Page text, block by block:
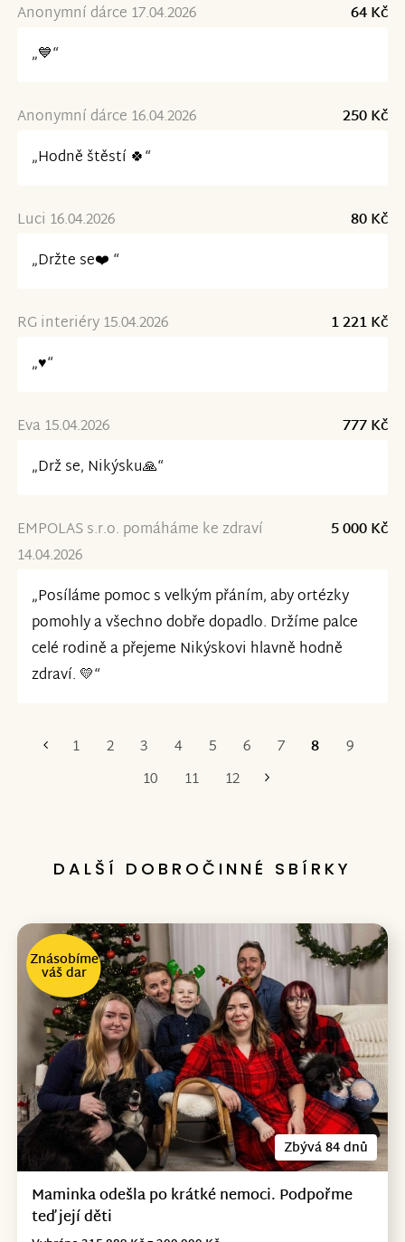
Anonymní dárce 17.04.2026
64 Kč
„💙“
Anonymní dárce 16.04.2026
250 Kč
„Hodně štěstí 🍀“
Luci 16.04.2026
80 Kč
„Držte se❤️ “
RG interiéry 15.04.2026
1 221 Kč
„♥️“
Eva 15.04.2026
777 Kč
„Drž se, Nikýsku🙏“
EMPOLAS s.r.o. pomáháme ke zdraví
14.04.2026
5 000 Kč
„Posíláme pomoc s velkým přáním, aby ortézky
pomohly a všechno dobře dopadlo. Držíme palce
celé rodině a přejeme Nikýskovi hlavně hodně
zdraví. 💛“
První
1 2 3 4 5 6 7 8
9
10
11 12
Poslední
DALŠÍ DOBROČINNÉ SBÍRKY
Zbývá 84 dnů
Znásobíme
váš dar
Maminka odešla po krátké nemoci. Podpořme
teď její děti